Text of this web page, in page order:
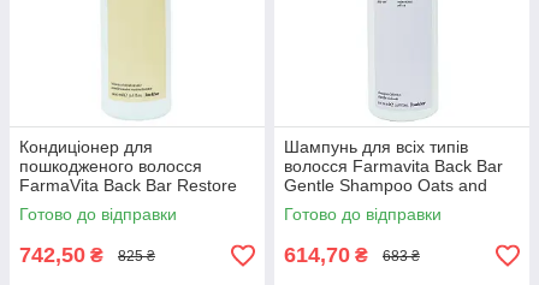
Кондиціонер для
пошкодженого волосся
FarmaVita Back Bar Restore
Conditioner Betacarotene No7
1000 мл
Готово до відправки
742,50 ₴ 825 ₴
Шампунь для всіх типів
волосся Farmavita Back Bar
Gentle Shampoo Oats and
Lavender No 3 1000 мл
Готово до відправки
614,70 ₴ 683 ₴